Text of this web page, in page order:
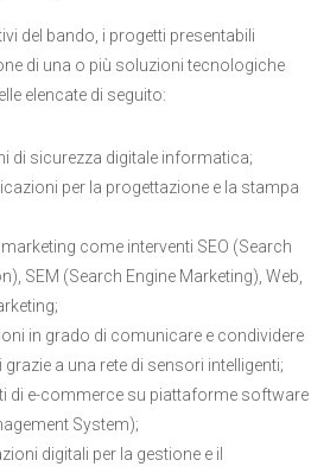
del bando, i progetti presentabili
di una o più soluzioni tecnologiche
elencate di seguito:
di sicurezza digitale informatica;
per la progettazione e la stampa
come interventi SEO (Search
SEM (Search Engine Marketing), Web,
in grado di comunicare e condividere
a una rete di sensori intelligenti;
di e-commerce su piattaforme software
System);
digitali per la gestione e il